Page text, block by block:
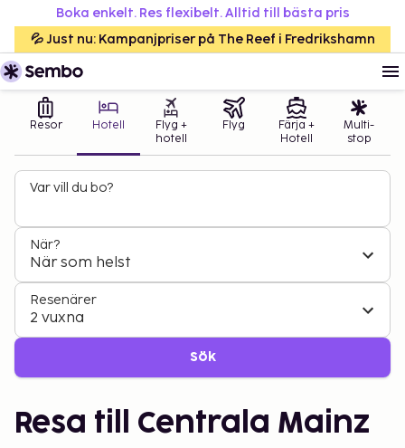
Boka enkelt. Res flexibelt. Alltid till bästa pris
💦 Just nu: Kampanjpriser på The Reef i Fredrikshamn
Resor Hotell
Flyg +
hotell
Flyg
Färja +
Hotell
Multi-
stop
Var vill du bo?
När?
När som helst
Resenärer
2 vuxna
Sök
Resa till Centrala Mainz